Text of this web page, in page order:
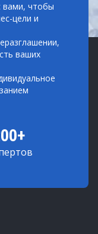
вами, чтобы
цели и
ваших